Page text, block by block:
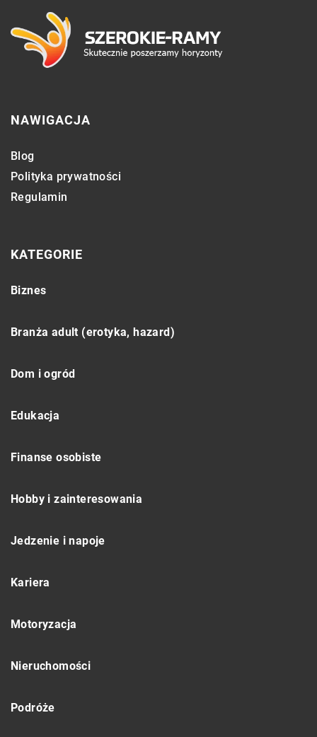
NAWIGACJA
Blog
Polityka prywatności
Regulamin
KATEGORIE
Biznes
Branża adult (erotyka, hazard)
Dom i ogród
Edukacja
Finanse osobiste
Hobby i zainteresowania
Jedzenie i napoje
Kariera
Motoryzacja
Nieruchomości
Podróże